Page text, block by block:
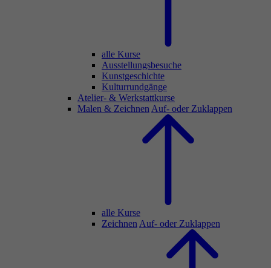
alle Kurse
Ausstellungsbesuche
Kunstgeschichte
Kulturrundgänge
Atelier- & Werkstattkurse
Malen & Zeichnen Auf- oder Zuklappen
alle Kurse
Zeichnen Auf- oder Zuklappen